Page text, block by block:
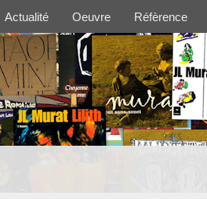
Actualité Oeuvre Réfèrence